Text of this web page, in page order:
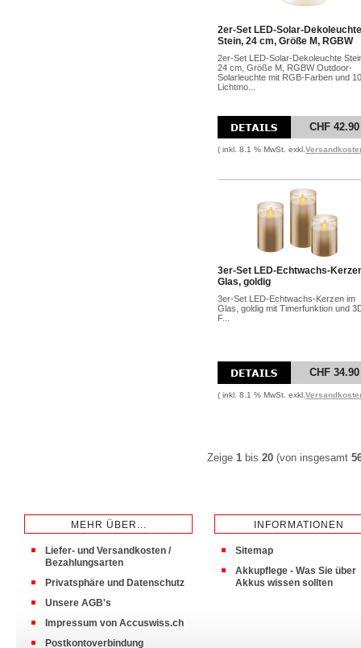
2er-Set LED-Solar-Dekoleuchte
Stein, 24 cm, Größe M, RGBW
2er-Set LED-Solar-Dekoleuchte
24 cm, Größe M, RGBW Outdoor-
Solarleuchte mit RGB-Farben und 10
Lichtmo...
CHF 42.90
( inkl. 8.1 % MwSt. exkl.
3er-Set LED-Echtwachs-
Glas, goldig
3er-Set LED-Echtwachs-Kerzen im
Glas, goldig mit Timerfunktion und
F...
CHF 34.90
( inkl. 8.1 % MwSt. exkl.
Zeige 1 bis 20 (von insgesamt
MEHR ÜBER...
Liefer- und Versandkosten /
Bezahlungsarten
Privatsphäre und Datenschutz
Unsere AGB's
Impressum von Accuswiss.ch
Postkontoverbindung
INFORMATIONEN
Sitemap
Akkupflege - Was Sie über
Akkus wissen sollten